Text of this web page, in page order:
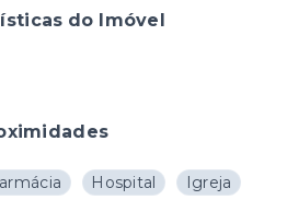
do Imóvel
Hospital
Igreja